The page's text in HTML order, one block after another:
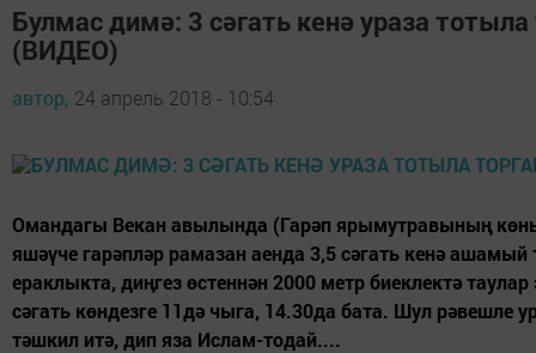
Булмас димә: 3 сәгать кенә ураза
(ВИДЕО)
автор, 24 апрель 2018 - 10:54
Омандагы Векан авылында (Гарәп ярымутравының
яшәүче гарәпләр рамазан аенда 3,5 сәгать кенә
ераклыкта, диңгез өстеннән 2000 метр биеклектә
сәгать көндезге 11дә чыга, 14.30да бата. Шул рәвешле
тәшкил итә, дип яза Ислам-тодай....